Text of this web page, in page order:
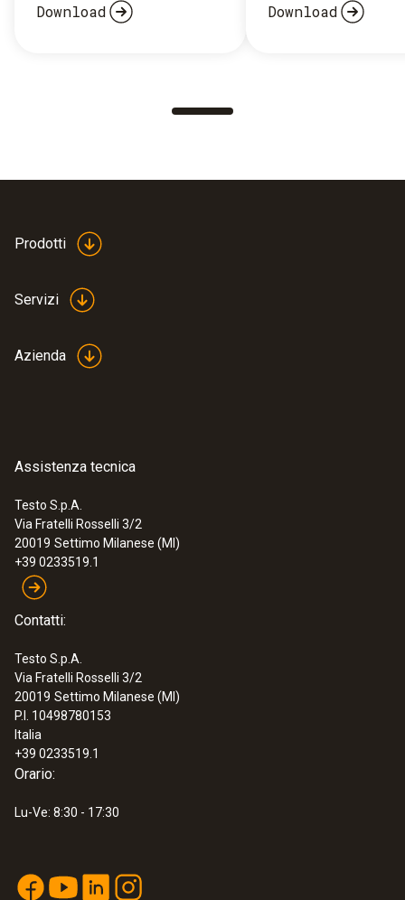
Download Download
Prodotti
Servizi
Azienda
Assistenza tecnica
Testo S.p.A.
Via Fratelli Rosselli 3/2
20019 Settimo Milanese (MI)
+39 0233519.1
Contatti:
Testo S.p.A.
Via Fratelli Rosselli 3/2
20019 Settimo Milanese (MI)
P.I. 10498780153
Italia
+39 0233519.1
Orario:
Lu-Ve: 8:30 - 17:30